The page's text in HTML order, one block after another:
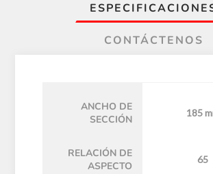
CONTÁCTENOS
ANCHO DE
SECCIÓN
185
RELACIÓN DE
ASPECTO
65